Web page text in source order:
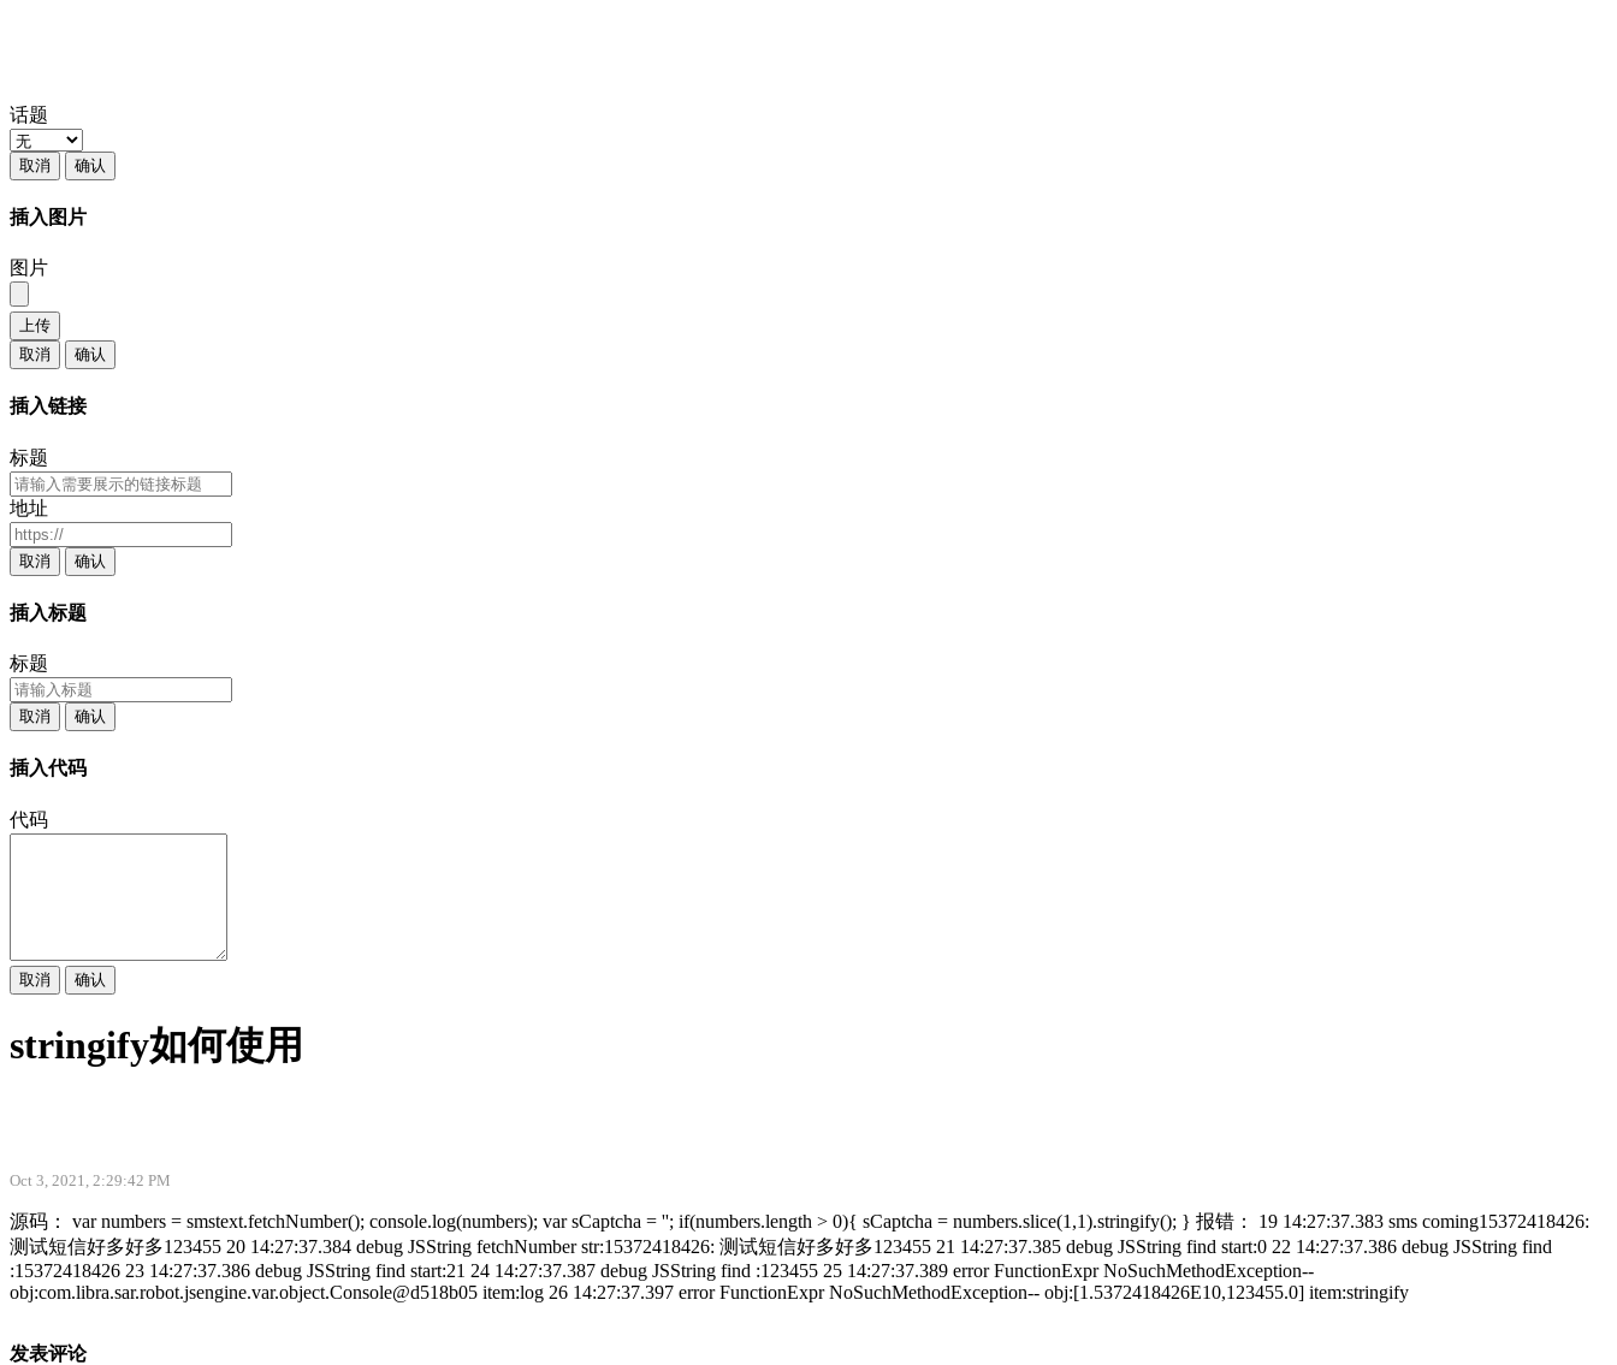
话题
取消 确认
插入图片
图片
上传
取消
确认
插入链接
标题
地址
取消 确认
插入标题
标题
取消 确认
插入代码
代码
取消 确认
stringify如何使用
Oct 3, 2021, 2:29:42 PM
源码： var numbers = smstext.fetchNumber(); console.log(numbers); var sCaptcha = ''; if(numbers.length > 0){ sCaptcha = numbers.slice(1,1).stringify(); } 报错： 19 14:27:37.383 sms coming15372418426:
测试短信好多好多123455 20 14:27:37.384 debug JSString fetchNumber str:15372418426: 测试短信好多好多123455 21 14:27:37.385 debug JSString find start:0 22 14:27:37.386 debug JSString find
:15372418426 23 14:27:37.386 debug JSString find start:21 24 14:27:37.387 debug JSString find :123455 25 14:27:37.389 error FunctionExpr NoSuchMethodException--
obj:com.libra.sar.robot.jsengine.var.object.Console@d518b05 item:log 26 14:27:37.397 error FunctionExpr NoSuchMethodException-- obj:[1.5372418426E10,123455.0] item:stringify
发表评论